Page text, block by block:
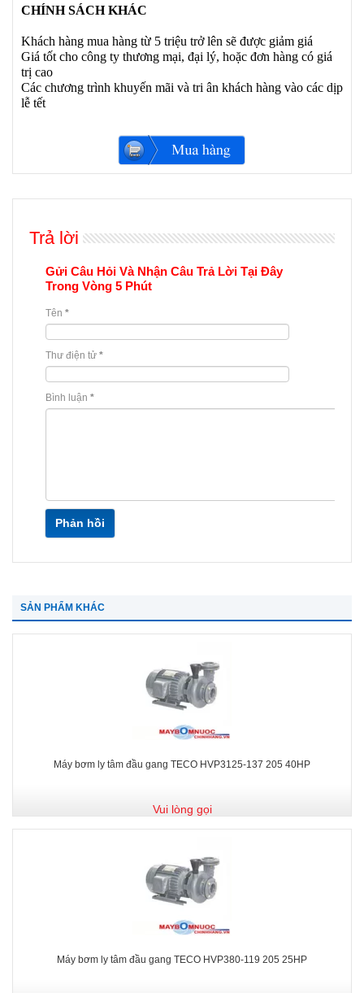
CHÍNH SÁCH KHÁC
Khách hàng mua hàng từ 5 triệu trở lên sẽ được giảm giá
Giá tốt cho công ty thương mại, đại lý, hoặc đơn hàng có giá
trị cao
Các chương trình khuyến mãi và tri ân khách hàng vào các dịp
lễ tết
Trả lời
Gửi Câu Hỏi Và Nhận Câu Trả Lời Tại Đây
Trong Vòng 5 Phút
Tên *
Thư điện tử *
Bình luận *
Phản hồi
SẢN PHẨM KHÁC
Máy bơm ly tâm đầu gang TECO HVP3125-137 205 40HP
Vui lòng gọi
Máy bơm ly tâm đầu gang TECO HVP380-119 205 25HP